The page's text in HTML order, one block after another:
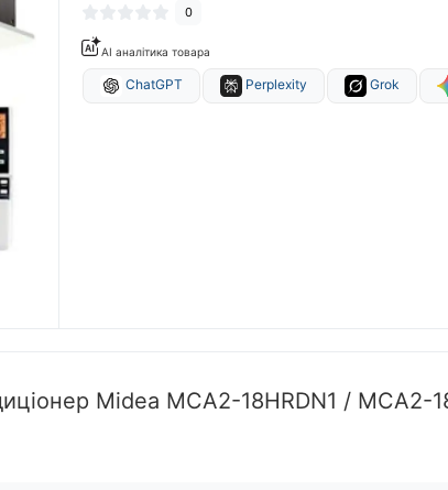
0
AI аналітика товара
ChatGPT Perplexity Grok
Midea MCA2-18HRDN1 / MCA2-